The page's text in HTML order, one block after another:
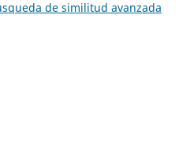
de similitud avanzada